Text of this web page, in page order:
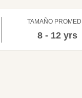
TAMAÑO
8 - 12 yrs